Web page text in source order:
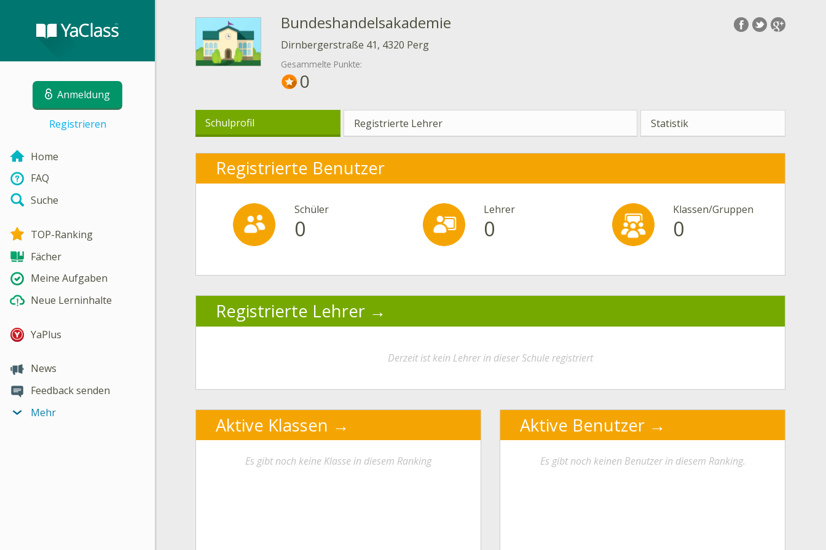
Anmeldung
Registrieren
Home
FAQ
Suche
TOP-Ranking
Fächer
Meine Aufgaben
Neue Lerninhalte
YaPlus
News
Feedback senden
Mehr
Bundeshandelsakademie
Dirnbergerstraße 41, 4320 Perg
Gesammelte Punkte:
0
Schulprofil Registrierte Lehrer Statistik
Registrierte Benutzer
Schüler
0
Lehrer
0
Klassen/Gruppen
0
Registrierte Lehrer
Derzeit ist kein Lehrer in dieser Schule registriert
Aktive Klassen
Es gibt noch keine Klasse in diesem Ranking
Aktive Benutzer
Es gibt noch keinen Benutzer in diesem Ranking.